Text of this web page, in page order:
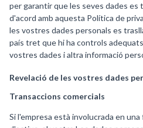
per garantir que les seves dades es
d'acord amb aquesta Política de
les vostres dades personals es
país tret que hi ha controls
vostres dades i altra informació
Revelació de les vostres dades
Transaccions comercials
Si l'empresa està involucrada en